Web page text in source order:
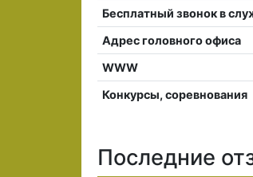
Бесплатный звонок в
Адрес головного офиса
WWW
Конкурсы, соревнования
Последние